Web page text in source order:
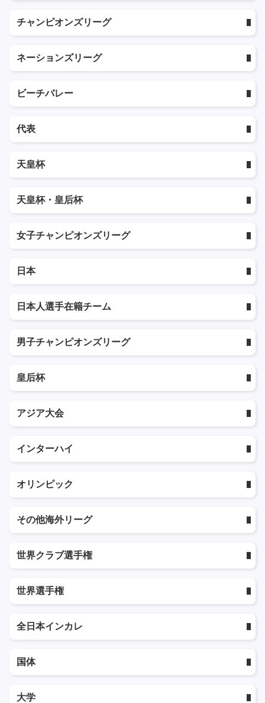
チャンピオンズリーグ
ネーションズリーグ
ビーチバレー
代表
天皇杯
天皇杯・皇后杯
女子チャンピオンズリーグ
日本
日本人選手在籍チーム
男子チャンピオンズリーグ
皇后杯
アジア大会
インターハイ
オリンピック
その他海外リーグ
世界クラブ選手権
世界選手権
全日本インカレ
国体
大学